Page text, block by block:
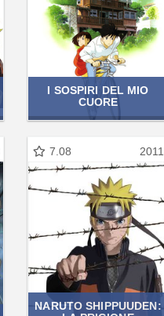
I SOSPIRI DEL MIO
CUORE
7.08 2011
NARUTO SHIPPUUDEN: